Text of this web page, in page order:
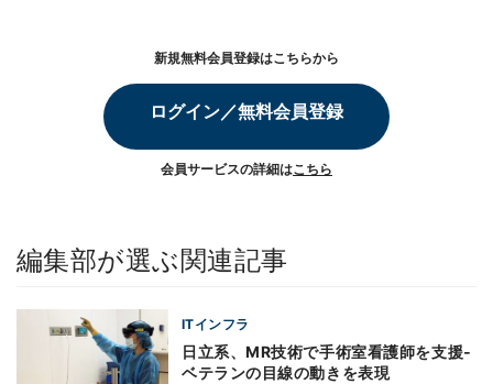
新規無料会員登録はこちらから
ログイン／無料会員登録
会員サービスの詳細はこちら
編集部が選ぶ関連記事
ITインフラ
日立系、MR技術で手術室看護師を支援‐
ベテランの目線の動きを表現